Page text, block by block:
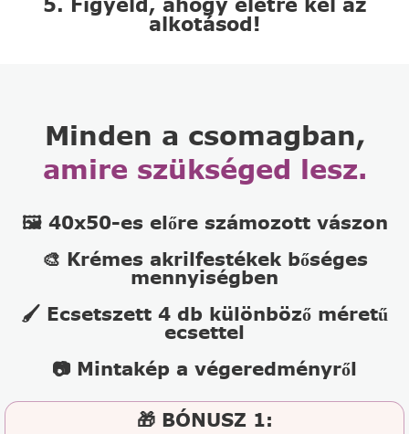
alkotásod!
Minden a csomagban,
amire szükséged lesz.
🖼️ 40x50-es előre számozott vászon
🎨 Krémes akrilfestékek bőséges
mennyiségben
🖌️ Ecsetszett 4 db különböző méretű
ecsettel
📷 Mintakép a végeredményről
🎁 BÓNUSZ 1: